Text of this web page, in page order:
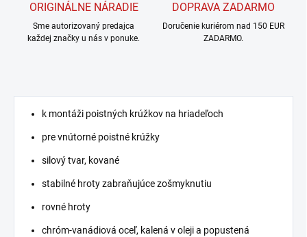
ORIGINÁLNE NÁRADIE
Sme autorizovaný predajca
každej značky u nás v ponuke.
DOPRAVA ZADARMO
Doručenie kuriérom nad 150 EUR
ZADARMO.
k montáži poistných krúžkov na hriadeľoch
pre vnútorné poistné krúžky
silový tvar, kované
stabilné hroty zabraňujúce zošmyknutiu
rovné hroty
chróm-vanádiová oceľ, kalená v oleji a popustená